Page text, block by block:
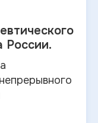
России.